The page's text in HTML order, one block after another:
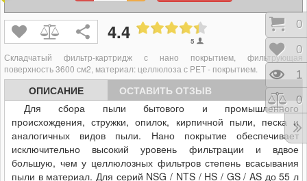
4.4 5
Складчатый фильтр-картридж с нано покрытием, фильтрующая
поверхность 3600 см2, материал: целлюлоза с PET - покрытием.
ОПИСАНИЕ
ОСТАВИТЬ ОТЗЫВ
Для сбора пыли бытового и промышленного
происхождения, стружки, опилок, кирпичной пыли, песка и
аналогичных видов пыли. Нано покрытие обеспечивает
исключительно высокий уровень фильтрации и вдвое
большую, чем у целлюлозных фильтров степень всасывания
пыли в материал.Для серий NSG / NTS / HS / GS / AS до 55 л
0
0
1
0